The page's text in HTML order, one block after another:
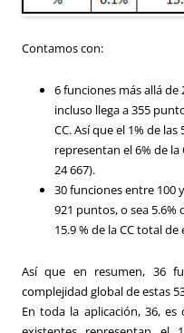
Contamos con:
6 funciones más allá de
incluso llega a 355
CC.Así que el 1% de
representan el 6% de
24 667).
30 funciones entre 100
921 puntos, o sea 5.6%
15.9 % de la CC total de
Así que en resumen, 36
complejidad global de estas
En toda la aplicación, 36, es